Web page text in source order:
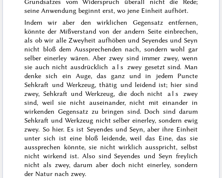
seine Anwendung beginnt erst, wo jene Einheit aufhört.
Indem wir aber den wirklichen Gegensatz entfernen,
könnte der Mißverstand von der andern Seite einbrechen,
als ob wir alle Zweyheit aufhöben und Seyendes und Seyn
nicht bloß dem Aussprechenden nach, sondern wohl gar
selber einerley wären. Aber zwey sind immer zwey, wenn
sie auch nicht ausdrücklich als zwey gesetzt sind. Man
denke sich ein Auge, das ganz und in jedem Puncte
Sehkraft und Werkzeug, thätig und leidend ist; hier sind
zwey, Sehkraft undWerkzeug, die doch nicht als
zwey
sind, weil sie nicht auseinander, nicht mit einander in
wirkenden Gegensatz zu bringen sind. Doch sind darum
Sehkraft und Werkzeug nicht selber einerley, sondern ewig
zwey. So hier. Es ist Seyendes und Seyn, aber ihre Einheit
unter sich ist eine bloß leidende, weil das Eine, das sie
aussprechen könnte, sie nicht wirklich ausspricht, selbst
nicht wirkend ist. Also sind Seyendes und Seyn freylich
nicht als zwey, darum aber doch nicht einerley, sondern
der Natur nach zwey.